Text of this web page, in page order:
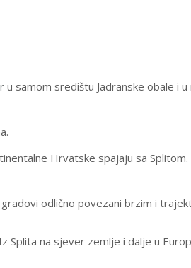
u samom središtu Jadranske obale i
Hrvatske spajaju sa Splitom.
odlično povezani brzim i
Splita na sjever zemlje i dalje u